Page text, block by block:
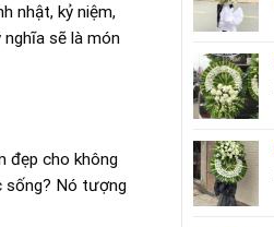
nhật, kỷ niệm,
sẽ là món
đẹp cho không
sống? Nó tượng